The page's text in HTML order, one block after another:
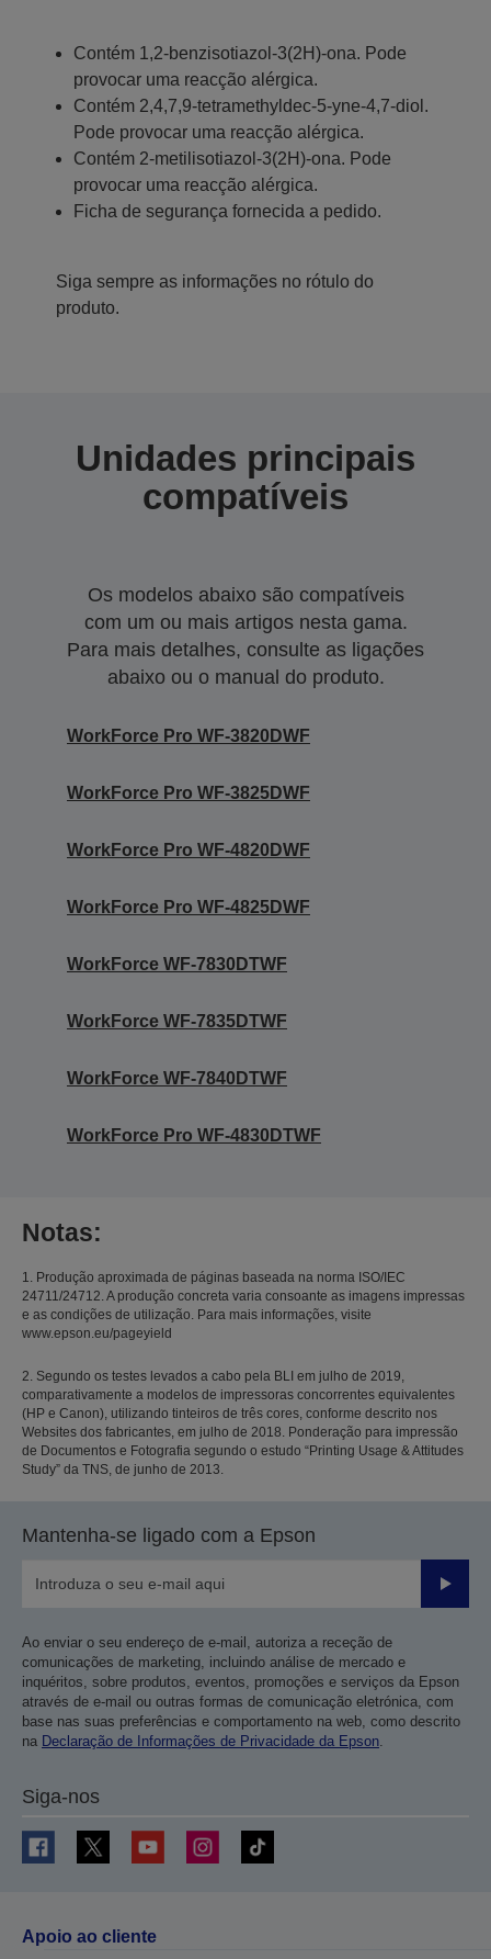
Contém 1,2-benzisotiazol-3(2H)-ona. Pode
provocar uma reacção alérgica.
Contém 2,4,7,9-tetramethyldec-5-yne-4,7-diol.
Pode provocar uma reacção alérgica.
Contém 2-metilisotiazol-3(2H)-ona. Pode
provocar uma reacção alérgica.
Ficha de segurança fornecida a pedido.
Siga sempre as informações no rótulo do
produto.
Unidades principais
compatíveis
Os modelos abaixo são compatíveis
com um ou mais artigos nesta gama.
Para mais detalhes, consulte as ligações
abaixo ou o manual do produto.
WorkForce Pro WF-3820DWF
WorkForce Pro WF-3825DWF
WorkForce Pro WF-4820DWF
WorkForce Pro WF-4825DWF
WorkForce WF-7830DTWF
WorkForce WF-7835DTWF
WorkForce WF-7840DTWF
WorkForce Pro WF-4830DTWF
Notas:
1. Produção aproximada de páginas baseada na norma ISO/IEC
24711/24712. A produção concreta varia consoante as imagens impressas
e as condições de utilização. Para mais informações, visite
www.epson.eu/pageyield
2. Segundo os testes levados a cabo pela BLI em julho de 2019,
comparativamente a modelos de impressoras concorrentes equivalentes
(HP e Canon), utilizando tinteiros de três cores, conforme descrito nos
Websites dos fabricantes, em julho de 2018. Ponderação para impressão
de Documentos e Fotografia segundo o estudo “Printing Usage & Attitudes
Study” da TNS, de junho de 2013.
Mantenha-se ligado com a Epson
Enviar
Ao enviar o seu endereço de e-mail, autoriza a receção de
comunicações de marketing, incluindo análise de mercado e
inquéritos, sobre produtos, eventos, promoções e serviços da Epson
através de e-mail ou outras formas de comunicação eletrónica, com
base nas suas preferências e comportamento na web, como descrito
na Declaração de Informações de Privacidade da Epson
Siga-nos
Apoio ao cliente